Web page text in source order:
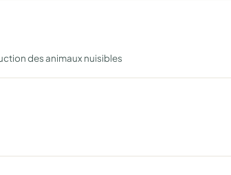
des animaux nuisibles